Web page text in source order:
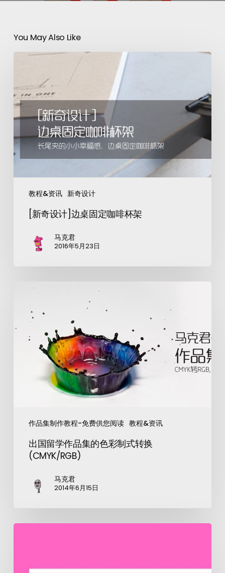
You May Also Like
教程&资讯 新奇设计
[新奇设计]边桌固定咖啡杯架
马克君
2016年5月23日
作品集制作教程-免费供您阅读 教程&资讯
出国留学作品集的色彩制式转换
(CMYK/RGB)
马克君
2014年6月15日